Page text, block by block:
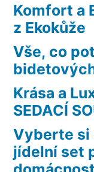
Komfort a
z Ekokůže
Vše, co
Krása a
SEDACÍ
Vyberte si
jídelní set